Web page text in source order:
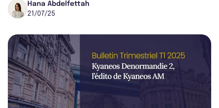
rénovations s’achèveront fin 2025, malgré un reta...
Hana Abdelfettah
21/07/25